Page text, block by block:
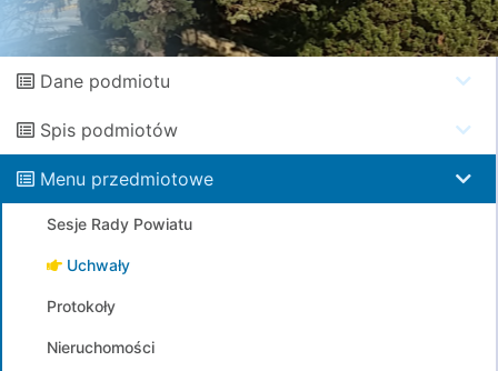
Dane podmiotu
Spis podmiotów
Menu przedmiotowe
Sesje Rady Powiatu
Uchwały
Protokoły
Nieruchomości